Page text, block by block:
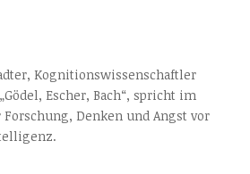
Kognitionswissenschaftler
Escher, Bach“, spricht im
Denken und Angst vor